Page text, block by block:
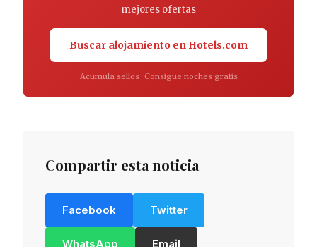
mejores ofertas
Buscar alojamiento en Hotels.com
Acumula sellos · Consigue noches gratis
Compartir esta noticia
Facebook Twitter
WhatsApp Email